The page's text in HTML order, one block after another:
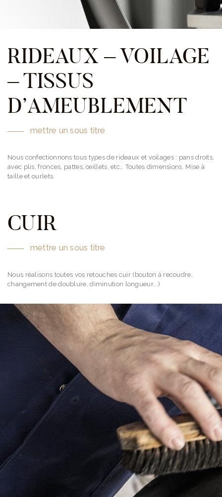
RIDEAUX – VOILAGE
– TISSUS
D’AMEUBLEMENT
mettre un sous titre
Nous confectionnons tous types de rideaux et voilages : pans droits,
avec plis, fronces, pattes, œillets, etc… Toutes dimensions. Mise à
taille et ourlets.
CUIR
mettre un sous titre
Nous réalisons toutes vos retouches cuir (bouton à recoudre,
changement de doublure, diminution longueur...)